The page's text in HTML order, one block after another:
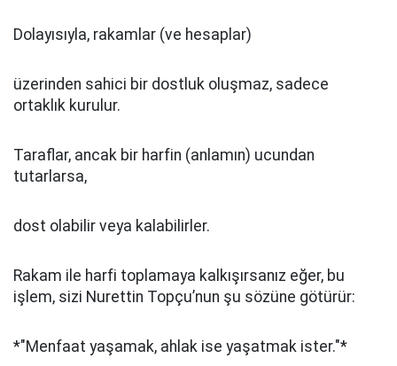
Dolayısıyla, rakamlar (ve hesaplar)
üzerinden sahici bir dostluk oluşmaz, sadece
ortaklık kurulur.
Taraflar, ancak bir harfin (anlamın) ucundan
tutarlarsa,
dost olabilir veya kalabilirler.
Rakam ile harfi toplamaya kalkışırsanız eğer, bu
işlem, sizi Nurettin Topçu’nun şu sözüne götürür:
*"Menfaat yaşamak, ahlak ise yaşatmak ister."*